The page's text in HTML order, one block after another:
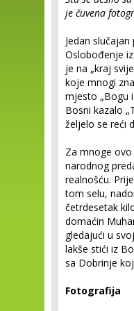
je čuvena
Jedan
Oslobođenje
je na „kraj
koje mnogi
mjesto „Bogu
Bosni kazalo
željelo se reći
Za mnoge
narodnog
realnošću.
tom selu,
četrdesetak
domaćin
gledajući u
lakše stići iz
sa Dobrinje
Fotografija